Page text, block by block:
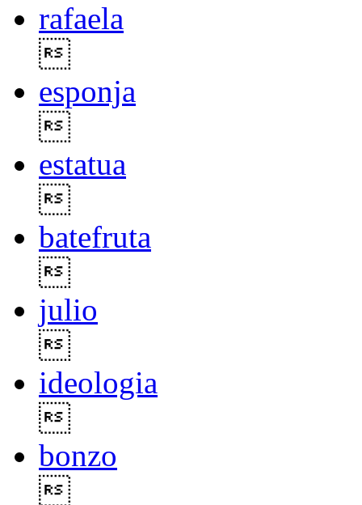
rafaela
esponja
estatua
batefruta
julio
ideologia
bonzo